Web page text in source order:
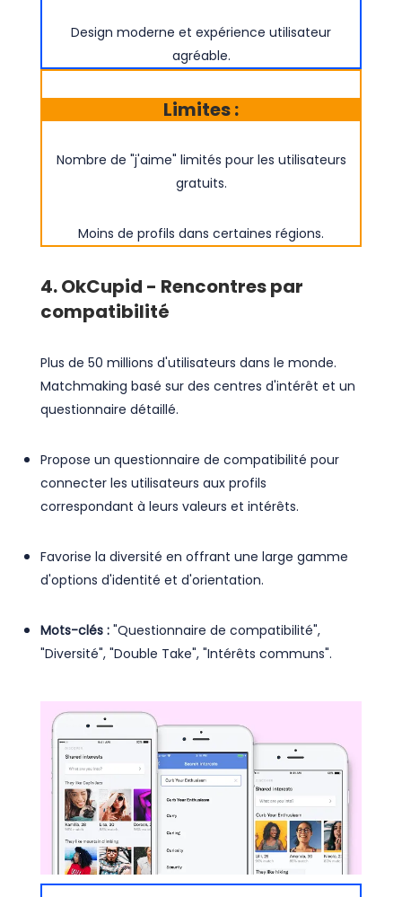
Design moderne et expérience utilisateur
agréable.
Limites :
Nombre de "j'aime" limités pour les utilisateurs
gratuits.
Moins de profils dans certaines régions.
4. OkCupid - Rencontres par
compatibilité
Plus de 50 millions d'utilisateurs dans le monde.
Matchmaking basé sur des centres d'intérêt et un
questionnaire détaillé.
Propose un questionnaire de compatibilité pour
connecter les utilisateurs aux profils
correspondant à leurs valeurs et intérêts.
Favorise la diversité en offrant une large gamme
d'options d'identité et d'orientation.
Mots-clés : "Questionnaire de compatibilité",
"Diversité", "Double Take", "Intérêts communs".